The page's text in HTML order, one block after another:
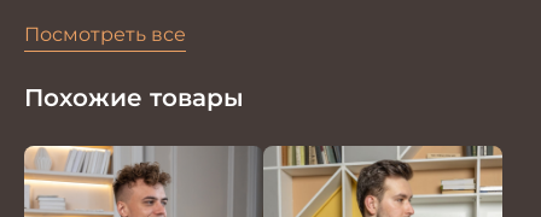
Посмотреть все
Похожие товары